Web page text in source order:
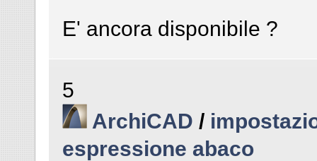
E' ancora disponibile ?
5
ArchiCAD /
espressione abaco